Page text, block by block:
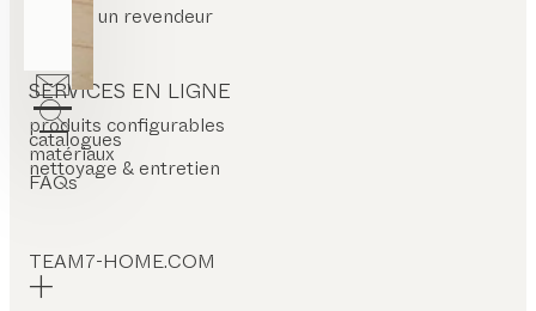
trouver un revendeur
SERVICES EN LIGNE
produits configurables
catalogues
matériaux
nettoyage & entretien
FAQs
TEAM7-HOME.COM